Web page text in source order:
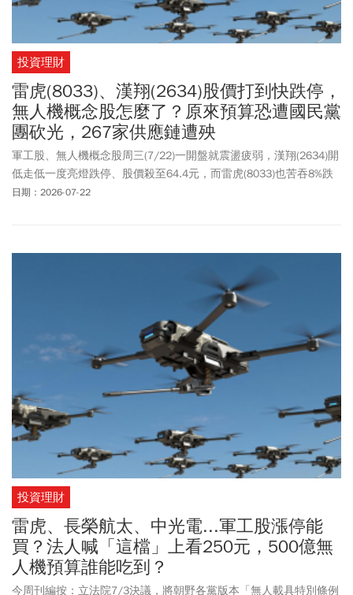
投資理財
雷虎(8033)、漢翔(2634)股價打到快跌停，
無人機概念股怎麼了？原來預算恐遭國民黨
團砍光，267家供應鏈遭殃
軍工股、無人機概念股周三(7/22)一開盤就震盪疲弱，漢翔(2634)開
低走低一度亮燈跌停、股價殺至64.4元，而雷虎(8033)也苦吞8%跌
幅，最低來到197元，主要是國民黨團周二(7/21)提案要求行政院暫
再遭刪減，等同企業「另一條手臂也被砍掉」。
日期：2026-07-22
投資理財
雷虎、長榮航太、中光電...軍工股漲停能
買？法人喊「這檔」上看250元，500億無
人機預算誰能吃到？
今周刊編按：立法院7/3決議，將朝野各黨版本「無人載具特別條例